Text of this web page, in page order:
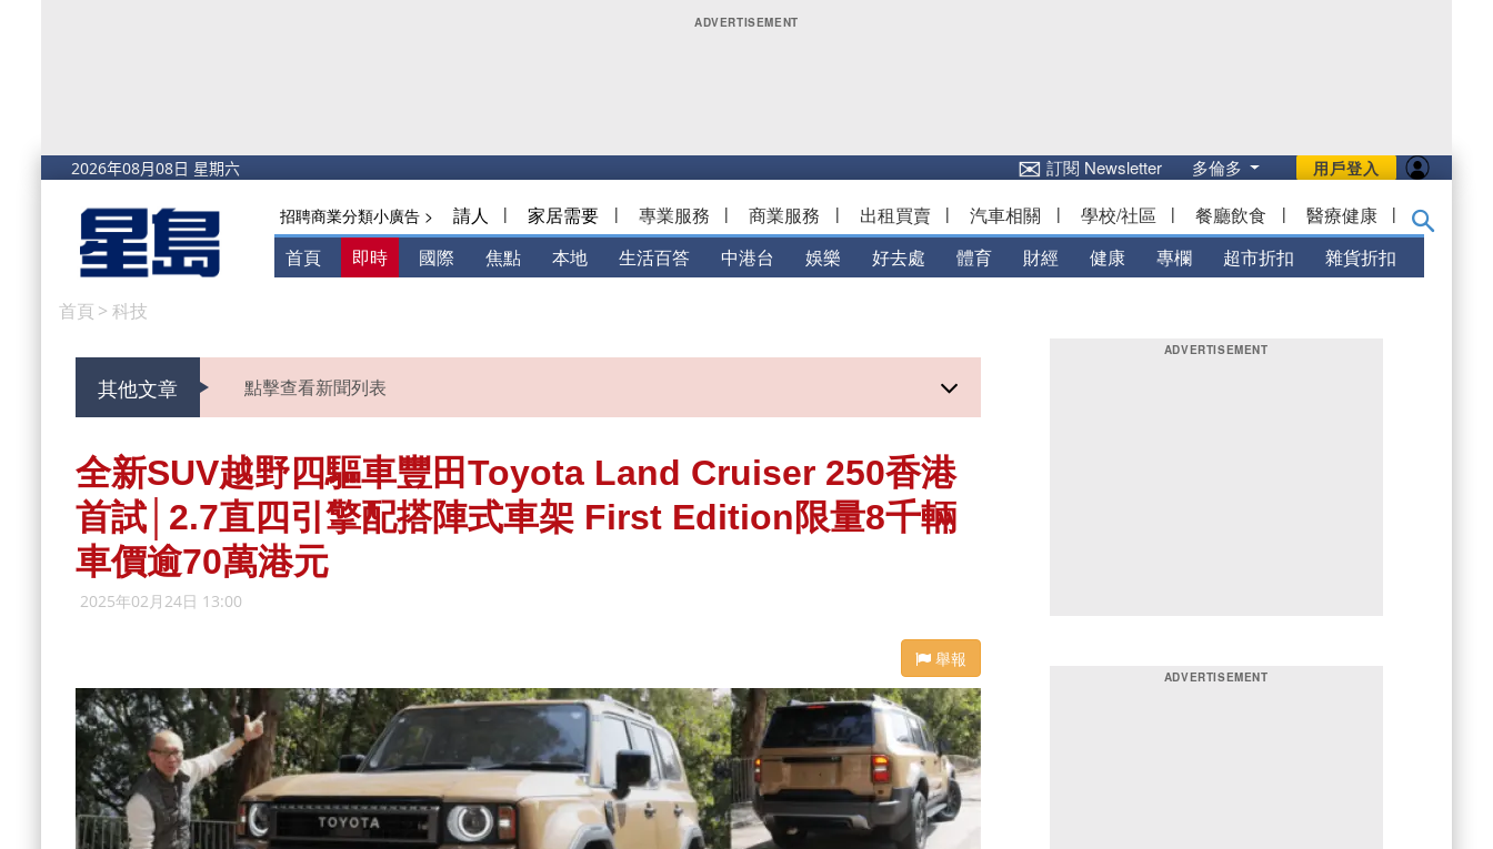
用戶登入
✉訂閱 Newsletter 多倫多
招聘商業分類小廣告 > 請人 | 家居需要 | 專業服務 | 商業服務 | 出租買賣 | 汽車相關 | 學校/社區 | 餐廳飲食 | 醫療健康 |
首頁 即時 國際 焦點 本地 生活百答 中港台 娛樂 好去處 體育 財經 健康 專欄 超市折扣 雜貨折扣
首頁 > 科技
其他文章 點擊查看新聞列表
全新SUV越野四驅車豐田Toyota Land Cruiser 250香港
首試│2.7直四引擎配搭陣式車架 First Edition限量8千輛
車價逾70萬港元
2025年02月24日 13:00
舉報